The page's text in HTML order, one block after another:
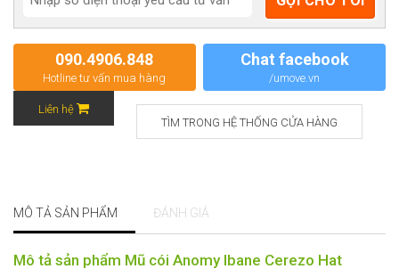
090.4906.848
Hotline tư vấn mua hàng
Chat facebook
/umove.vn
Liên hệ
TÌM TRONG HỆ THỐNG CỬA HÀNG
MÔ TẢ SẢN PHẨM ĐÁNH GIÁ
Mô tả sản phẩm Mũ cói Anomy Ibane Cerezo Hat